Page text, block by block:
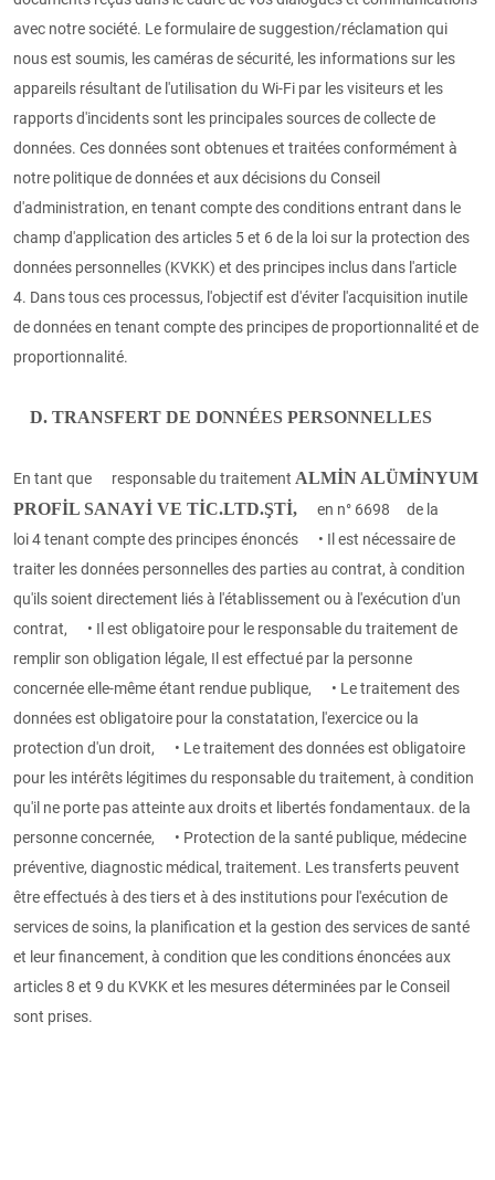
avec notre société. Le formulaire de suggestion/réclamation qui
nous est soumis, les caméras de sécurité, les informations sur les
appareils résultant de l'utilisation du Wi-Fi par les visiteurs et les
rapports d'incidents sont les principales sources de collecte de
données. Ces données sont obtenues et traitées conformément à
notre politique de données et aux décisions du Conseil
d'administration, en tenant compte des conditions entrant dans le
champ d'application des articles 5 et 6 de la loi sur la protection des
données personnelles (KVKK) et des principes inclus dans l'article
4. Dans tous ces processus, l'objectif est d'éviter l'acquisition inutile
de données en tenant compte des principes de proportionnalité et de
proportionnalité.
D. TRANSFERT DE DONNÉES PERSONNELLES
En tant que responsable du traitement ALMİN ALÜMİNYUM
PROFİL SANAYİ VE TİC.LTD.ŞTİ, en n° 6698 de la
loi4tenant compte des principes énoncés • Il est nécessaire de
traiter les données personnelles des parties au contrat, à condition
qu'ils soient directement liés à l'établissement ou à l'exécution d'un
contrat, • Il est obligatoire pour le responsable du traitement de
remplir son obligation légale, Il est effectué par la personne
concernée elle-même étant rendue publique, • Le traitement des
données est obligatoire pour la constatation, l'exercice ou la
protection d'un droit, • Le traitement des données est obligatoire
pour les intérêts légitimes du responsable du traitement, à condition
qu'il ne porte pas atteinte aux droits et libertés fondamentaux. de la
personne concernée, • Protection de la santé publique, médecine
préventive, diagnostic médical, traitement. Les transferts peuvent
être effectués à des tiers et à des institutions pour l'exécution de
services de soins, la planification et la gestion des services de santé
et leur financement, à condition que les conditions énoncées aux
articles 8 et 9 du KVKK et les mesures déterminées par le Conseil
sont prises.